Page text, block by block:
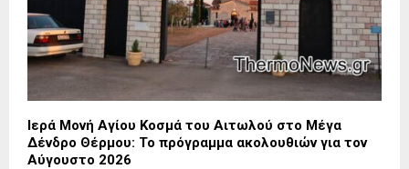
Ιερά Μονή Αγίου Κοσμά του Αιτωλού στο Μέγα
Δένδρο Θέρμου: Το πρόγραμμα ακολουθιών για τον
Αύγουστο 2026